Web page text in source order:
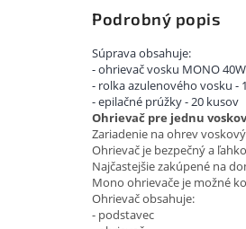
Podrobný popis
Súprava obsahuje:
- ohrievač vosku MONO 40W
- rolka azulenového vosku -
- epilačné prúžky - 20 kusov
Ohrievač pre jednu
Zariadenie na ohrev
Ohrievač je bezpečný a
Najčastejšie zakúpené na
Mono ohrievače je možné
Ohrievač obsahuje:
- podstavec